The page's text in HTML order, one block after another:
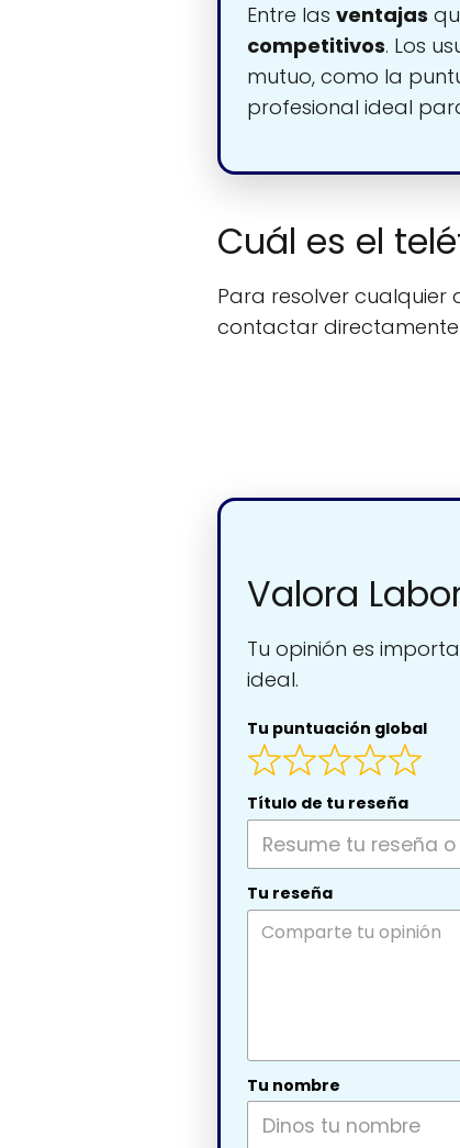
Entre las ventajas
competitivos. Los
mutuo, como la
profesional ideal
Cuál es el
Para resolver cualquier
contactar
Valora
Tu opinión es
ideal.
Tu puntuación global
Título de tu reseña
Tu reseña
Tu nombre